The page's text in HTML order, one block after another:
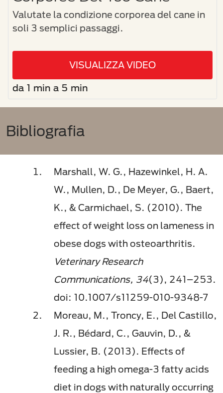
Valutate la condizione corporea del cane in
soli 3 semplici passaggi.
VISUALIZZA VIDEO
da 1 min a 5 min
Bibliografia
Marshall, W. G., Hazewinkel, H. A.
W., Mullen, D., De Meyer, G., Baert,
K., & Carmichael, S. (2010). The
effect of weight loss on lameness in
obese dogs with osteoarthritis.
Veterinary Research
Communications, 34(3), 241–253.
doi: 10.1007/s11259-010-9348-7
Moreau, M., Troncy, E., Del Castillo,
J. R., Bédard, C., Gauvin, D., &
Lussier, B. (2013). Effects of
feeding a high omega-3 fatty acids
diet in dogs with naturally occurring